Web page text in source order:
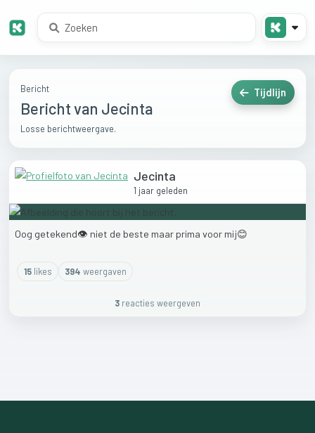
Bericht
Bericht van Jecinta
Losse berichtweergave.
Tijdlijn
Jecinta
1 jaar geleden
Oog getekend👁 niet de beste maar prima voor mij😊
15likes 394 weergaven
3 reacties weergeven